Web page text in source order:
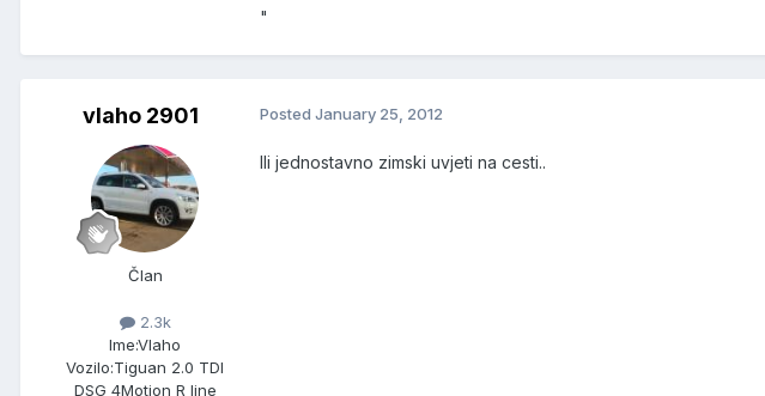
"
vlaho 2901
Član
2.3k
Ime:Vlaho
Vozilo:Tiguan 2.0 TDI
DSG 4Motion R line
Posted January 25, 2012
Ili jednostavno zimski uvjeti na cesti..